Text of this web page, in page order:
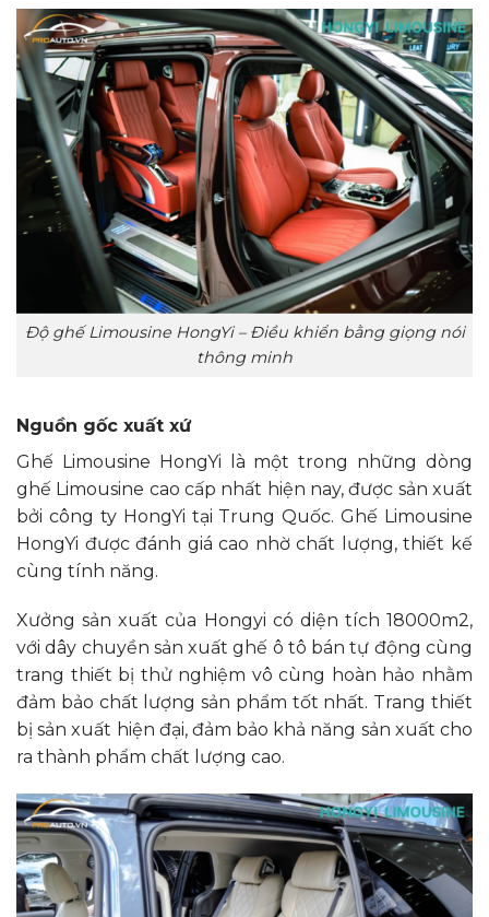
Độ ghế Limousine HongYi – Điều khiển bằng giọng nói
thông minh
Nguồn gốc xuất xứ
Ghế Limousine HongYi là một trong những dòng
ghế Limousine cao cấp nhất hiện nay, được sản xuất
bởi công ty HongYi tại Trung Quốc. Ghế Limousine
HongYi được đánh giá cao nhờ chất lượng, thiết kế
cùng tính năng.
Xưởng sản xuất của Hongyi có diện tích 18000m2,
với dây chuyền sản xuất ghế ô tô bán tự động cùng
trang thiết bị thử nghiệm vô cùng hoàn hảo nhằm
đảm bảo chất lượng sản phẩm tốt nhất. Trang thiết
bị sản xuất hiện đại, đảm bảo khả năng sản xuất cho
ra thành phẩm chất lượng cao.